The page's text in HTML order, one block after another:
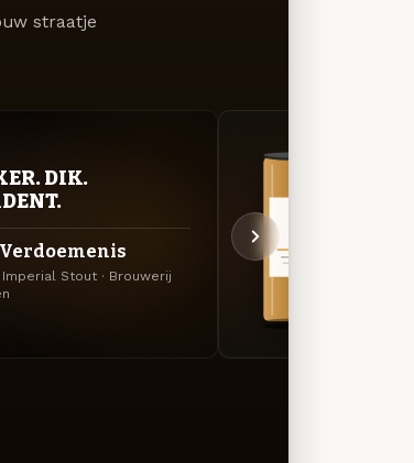
straatje
DIK.
Imperial Stout · Brouwerij